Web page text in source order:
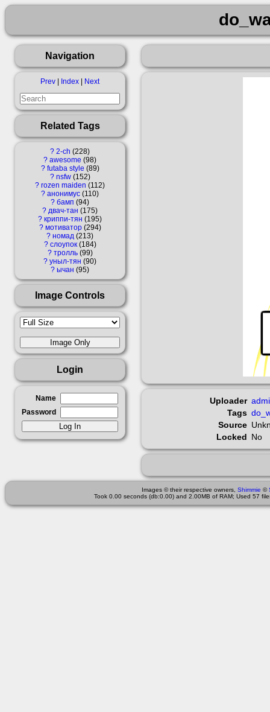
Navigation
Prev Index Next
Related Tags
? 2-ch 228
? awesome 98
? futaba style 89
? nsfw 152
? rozen maiden
112
? анонимус 110
? бамп 94
? двач-тан
175
? криппи-тян
195
? мотиватор 294
? номад 213
? слоупок 184
? тролль 99
? уныл-тян 90
? ычан 95
Image Controls
Login
Name
Password
Uploader
Tags
Source
Locked No
Images © their respective owners, Shimmie ©
Took 0.00 seconds (db:0.00) and 2.00MB of RAM; Used 57